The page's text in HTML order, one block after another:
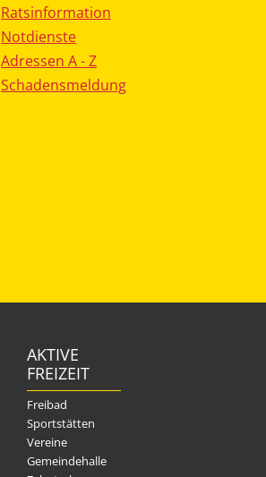
Ratsinformation
Notdienste
Adressen A - Z
Schadensmeldung
AKTIVE
FREIZEIT
Freibad
Sportstätten
Vereine
Gemeindehalle